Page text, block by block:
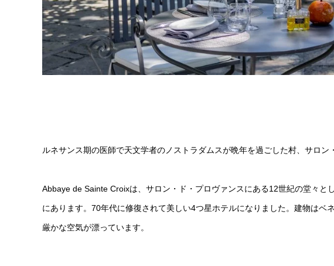
ルネサンス期の医師で天文学者のノストラダムスが晩年を過ごした村、サロン
Abbaye de Sainte Croixは、サロン・ド・プロヴァンスにある12世紀の堂々と
にあります。70年代に修復されて美しい4つ星ホテルになりました。建物はベ
厳かな空気が漂っています。